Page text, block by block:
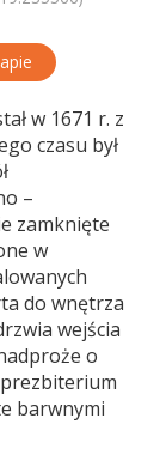
w 1671 r. z
czasu był
–
zamknięte
w
do wnętrza
wejścia
o
barwnymi